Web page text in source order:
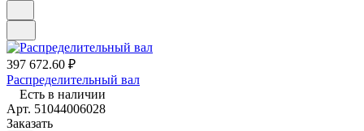
397 672.60 ₽
Распределительный вал
Есть в наличии
Арт. 51044006028
Заказать